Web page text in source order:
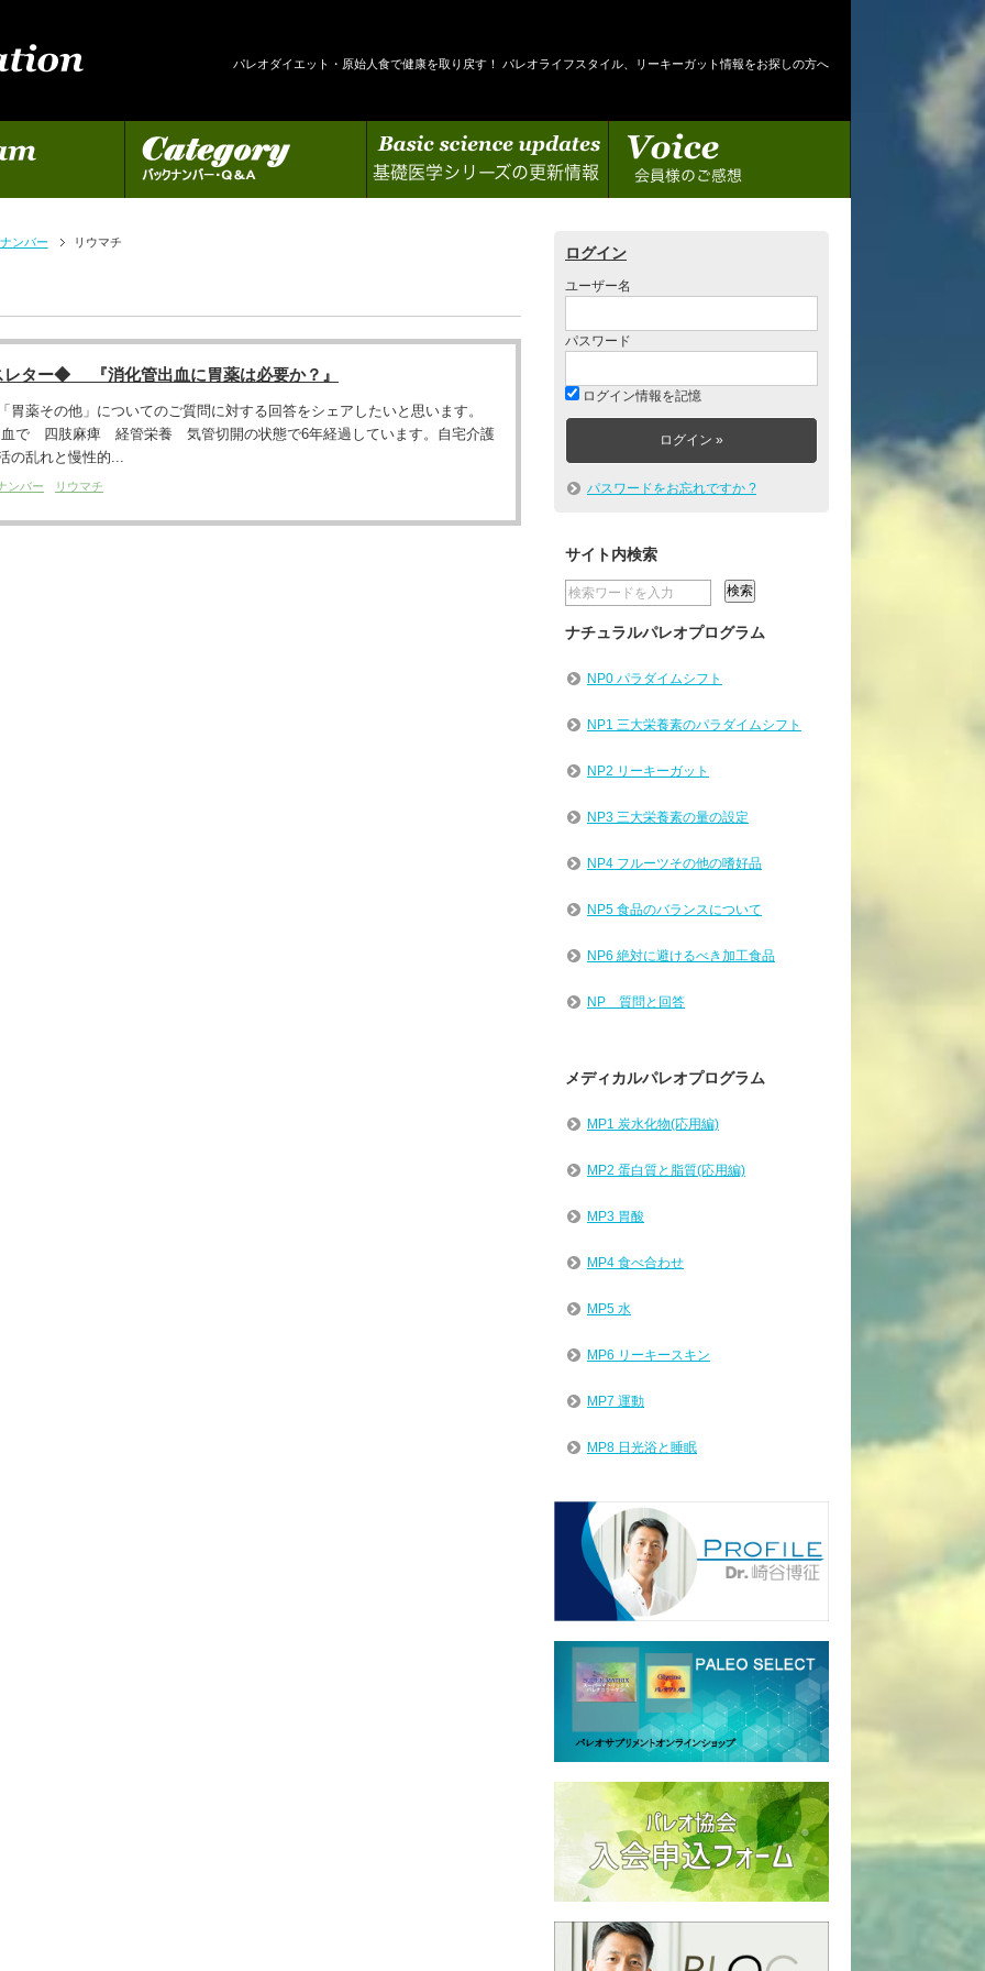
パレオダイエット・原始人食で健康を取り戻す！ パレオライフスタイル、リーキーガット情報をお探しの方へ
カテゴリー 基礎医学シリーズの更新情報 会員様のご感想
ンバー リウマチ
ター◆ 『消化管出血に胃薬は必要か？』
胃薬その他」についてのご質問に対する回答をシェアしたいと思います。
血で 四肢麻痺 経管栄養 気管切開の状態で6年経過しています。自宅介護
の乱れと慢性的...
ンバー リウマチ
ログイン
ユーザー名
パスワード
ログイン情報を記憶
パスワードをお忘れですか ?
サイト内検索
ナチュラルパレオプログラム
NP0 パラダイムシフト
NP1 三大栄養素のパラダイムシフト
NP2 リーキーガット
NP3 三大栄養素の量の設定
NP4 フルーツその他の嗜好品
NP5 食品のバランスについて
NP6 絶対に避けるべき加工食品
NP 質問と回答
メディカルパレオプログラム
MP1 炭水化物(応用編)
MP2 蛋白質と脂質(応用編)
MP3 胃酸
MP4 食べ合わせ
MP5 水
MP6 リーキースキン
MP7 運動
MP8 日光浴と睡眠